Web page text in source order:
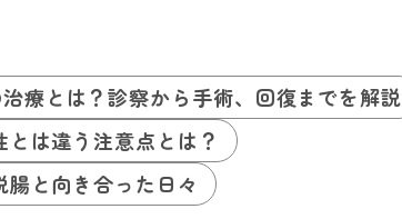
療とは？診察から手術、回復までを解説
は違う注意点とは？
と向き合った日々